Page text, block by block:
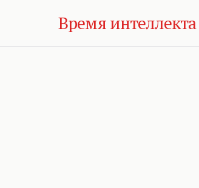
Время интеллекта